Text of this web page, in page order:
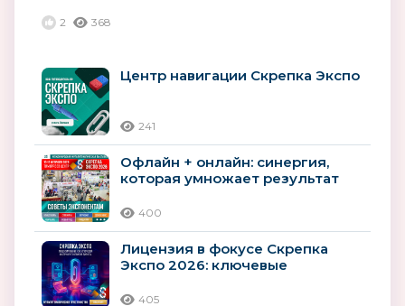
2 368
Центр навигации Скрепка Экспо
241
Офлайн + онлайн: синергия,
которая умножает результат
400
Лицензия в фокусе Скрепка
Экспо 2026: ключевые
лицензионного рынка
405